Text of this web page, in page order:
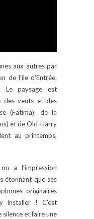
aux autres par
de l’île d’Entrée.
Le paysage est
des vents et des
(Fatima), de la
et de Old-Harry
au printemps,
a l’impression
étonnant que ses
originaires
installer ! C’est
et faire une